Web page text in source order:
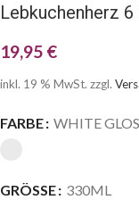
Lebkuchenherz
19,95 €
inkl. 19 % MwSt. zzgl.
FARBE WHITE
GRÖSSE 330ML